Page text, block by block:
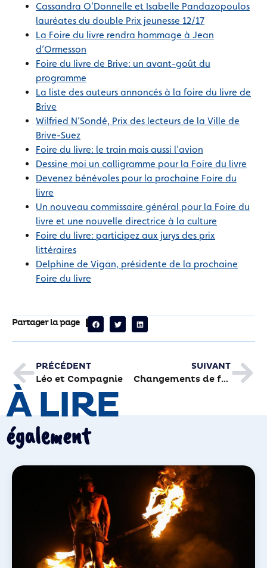
Cassandra O’Donnelle et Isabelle Pandazopoulos
lauréates du double Prix jeunesse 12/17
La Foire du livre rendra hommage à Jean
d’Ormesson
Foire du livre de Brive: un avant-goût du
programme
La liste des auteurs annoncés à la foire du livre de
Brive
Wilfried N’Sondé, Prix des lecteurs de la Ville de
Brive-Suez
Foire du livre: le train mais aussi l’avion
Dessine moi un calligramme pour la Foire du livre
Devenez bénévoles pour la prochaine Foire du
livre
Un nouveau commissaire général pour la Foire du
livre et une nouvelle directrice à la culture
Foire du livre: participez aux jurys des prix
littéraires
Delphine de Vigan, présidente de la prochaine
Foire du livre
Partager la page
PRÉCÉDENT
Léo et Compagnie
SUIVANT
Changements de fréquences de la TNT le 4 décembre
À LIRE
également